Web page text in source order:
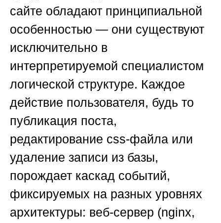
сайте обладают принципиальной
особенностью — они существуют
исключительно в
интерпретируемой специалистом
логической структуре. Каждое
действие пользователя, будь то
публикация поста,
редактирование css-файла или
удаление записи из базы,
порождает каскад событий,
фиксируемых на разных уровнях
архитектуры: веб-сервер (nginx,